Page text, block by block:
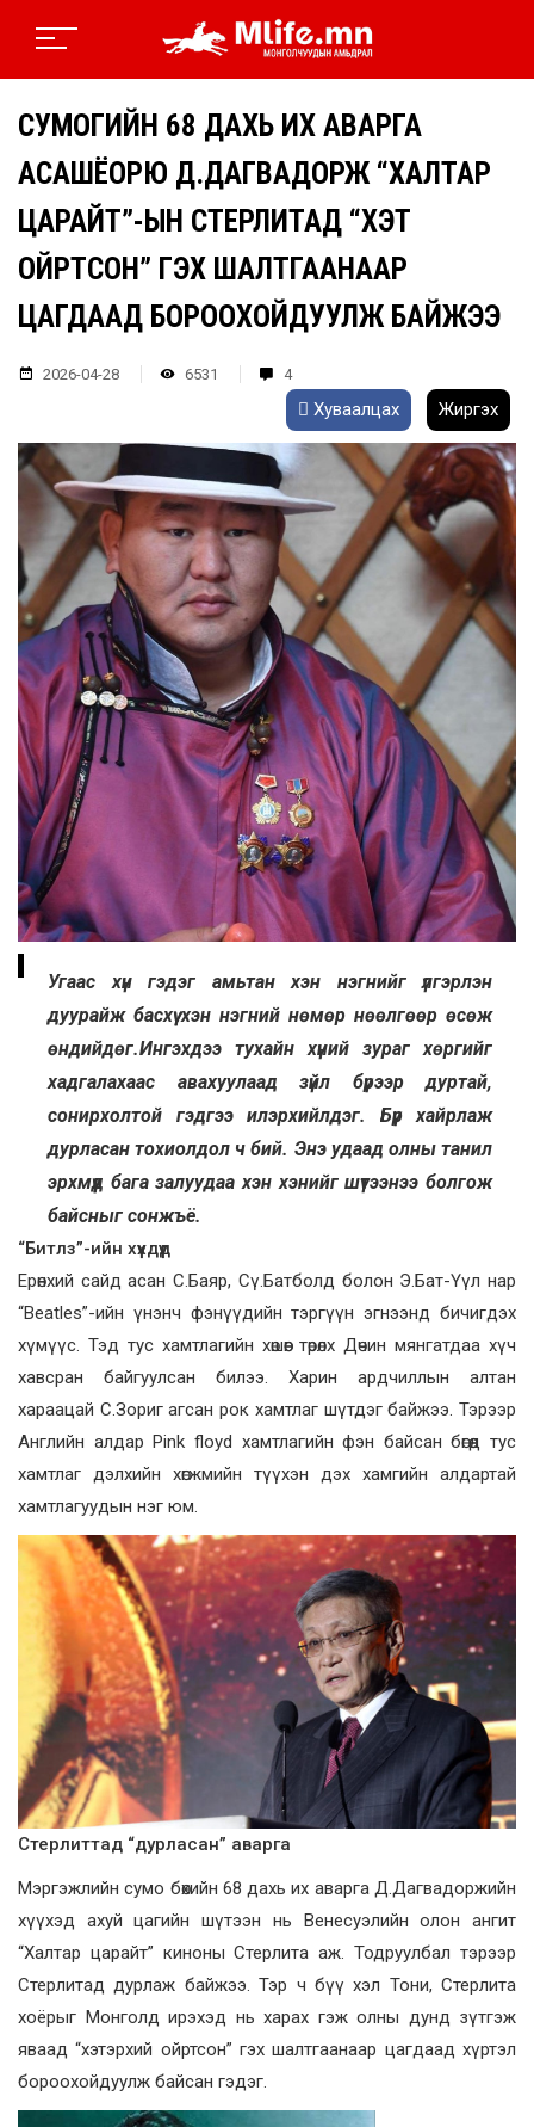
СУМОГИЙН 68 ДАХЬ ИХ АВАРГА
АСАШЁОРЮҮ Д.ДАГВАДОРЖ “ХАЛТАР
ЦАРАЙТ”-ЫН СТЕРЛИТАД “ХЭТ
ОЙРТСОН” ГЭХ ШАЛТГААНААР
ЦАГДААД БОРООХОЙДУУЛЖ БАЙЖЭЭ
2026-04-28 6531 4
Хуваалцах Жиргэх
Угаас хүн гэдэг амьтан хэн нэгнийг үлгэрлэн
дуурайж басхүү хэн нэгний нөмөр нөөлгөөр өсөж
өндийдөг.Ингэхдээ тухайн хүний зураг хөргийг
хадгалахаас авахуулаад зүйл бүрээр дуртай,
сонирхолтой гэдгээ илэрхийлдэг. Бүр хайрлаж
дурласан тохиолдол ч бий. Энэ удаад олны танил
эрхмүүд бага залуудаа хэн хэнийг шүтээнээ болгож
байсныг сонжъё.
“Битлз”-ийн хүүхдүүд
Ерөнхий сайд асан С.Баяр, Сү.Батболд болон Э.Бат-Үүл нар
“Beatles”-ийн үнэнч фэнүүдийн тэргүүн эгнээнд бичигдэх
хүмүүс. Тэд тус хамтлагийн хөшөөг төрөлх Дөчин мянгатдаа хүч
хавсран байгуулсан билээ. Харин ардчиллын алтан
хараацай С.Зориг агсан рок хамтлаг шүтдэг байжээ. Тэрээр
Английн алдар Pink floyd хамтлагийн фэн байсан бөгөөд тус
хамтлаг дэлхийн хөгжмийн түүхэн дэх хамгийн алдартай
хамтлагуудын нэг юм.
Стерлиттад “дурласан” аварга
Мэргэжлийн сумо бөхийн 68 дахь их аварга Д.Дагвадоржийн
хүүхэд ахуй цагийн шүтээн нь Венесуэлийн олон ангит
“Халтар царайт” киноны Стерлита аж. Тодруулбал тэрээр
Стерлитад дурлаж байжээ. Тэр ч бүү хэл Тони, Стерлита
хоёрыг Монголд ирэхэд нь харах гэж олны дунд зүтгэж
яваад “хэтэрхий ойртсон” гэх шалтгаанаар цагдаад хүртэл
бороохойдуулж байсан гэдэг.